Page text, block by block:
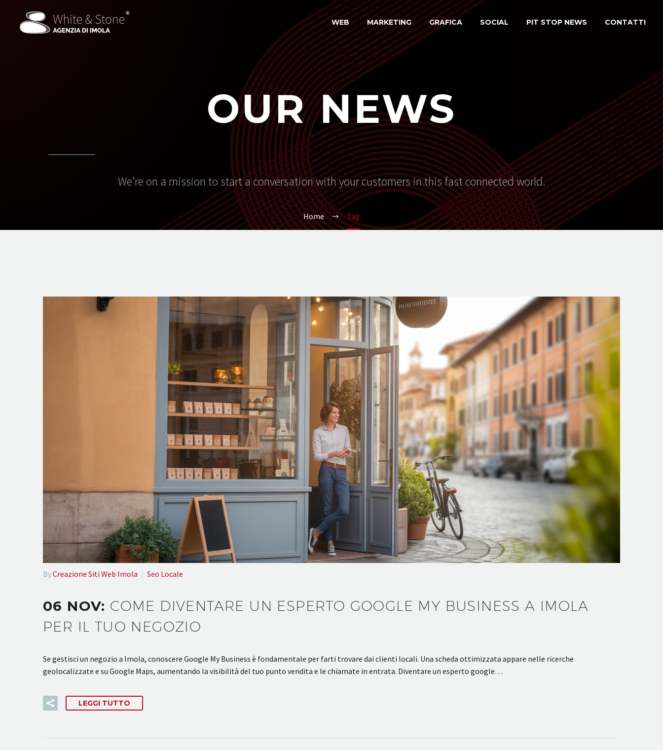
WEB MARKETING GRAFICA SOCIAL PIT STOP NEWS CONTATTI
OUR NEWS
We’re on a mission to start a conversation with your customers in this fast connected world.
Home Tag
ByCreazione Siti Web Imola Seo Locale
06 NOV: COME DIVENTARE UN ESPERTO GOOGLE MY BUSINESS A IMOLA
PER IL TUO NEGOZIO
Se gestisci un negozio a Imola, conoscere Google My Business è fondamentale per farti trovare dai clienti locali. Una scheda ottimizzata appare nelle ricerche
geolocalizzate e su Google Maps, aumentando la visibilità del tuo punto vendita e le chiamate in entrata. Diventare un esperto google…
LEGGI TUTTO